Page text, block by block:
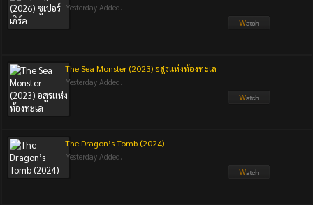
Yesterday Added.
The Sea Monster (2023) อสูรแห่งท้องทะเล
Yesterday Added.
The Dragon’s Tomb (2024)
Yesterday Added.